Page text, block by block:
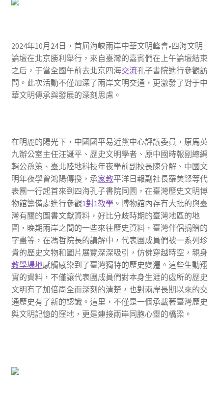
2024年10月24日，首屆海峽兩岸中華文明峰會•四海文明
論壇在北京勝利舉行，來自臺灣的嘉賓們在上午論壇結束
之后，于當全國午前去北京四海交流孔子書院進行參觀訪
問。此次活動不僅加深了兩岸文明交通，更激發了對于中
華文明傳承與發展的深刻思慮。
在明麗的陽光下，中國國平易近黨中心評議委員，原馬英
九辦公室主任汪誕平、歷史文明學者、原中國時報副總編
輯公孫策、臺北陸地科技年夜學前副校長陳分解、中國文
明年夜學曾鴻陽傳授，承家教平洋日報副社長羅美豎等代
表團一行起首來到四海孔子書院同園，在臺灣歷史文明博
物館籌備處進行參觀1對1教學。博物館內存有大批的與臺
灣有關的圖書文獻資料，好比分歧時期的臺灣地區的地
圖，晚期兩岸之間的一些來往歷史資料，臺灣伴侶捐贈的
字畫等，在馮哲院長的講解中，代表團成員們被一系列珍
貴的歷史文物和圖片展覽深深吸引，仿佛穿越時空，親身
教學場地感觸感染到了臺灣獨特的歷史變遷。這些生動翔
實的資料，不僅讓代表團成員們對本身生涯的處所的歷史
文明有了加倍周全而深刻的清楚，也對兩岸長期以來的交
通歷史有了新的認識。這里，不僅是一個承載著臺灣歷史
與文明記憶的窪地，更是連接兩岸同胞心靈的橋梁。